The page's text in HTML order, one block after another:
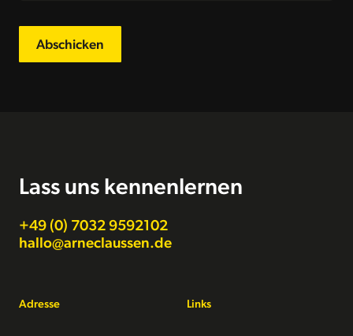
Abschicken
Lass uns kennenlernen
+49 (0) 7032 9592102
hallo@arneclaussen.de
Adresse Links